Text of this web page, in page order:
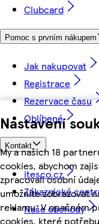
Nastavení
My a našich 18
cookies, abychom
zpracovali osobní
umožníte zobrazovat
reklamu. V opačném
cookies, které
Clubcard
Pomoc s prvním nákupem
Jak nakupovat
Registrace
Rezervace času
Oblíbené
Kontakt
itesco.cz
Zákaznické
Naše obchody